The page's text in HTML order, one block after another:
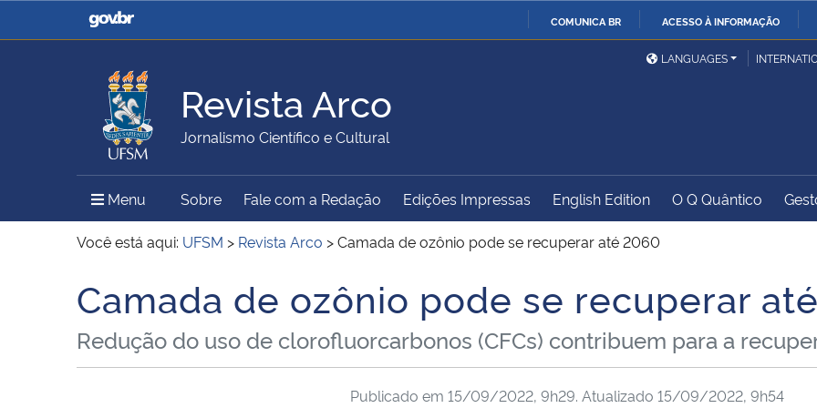
COMUNICA BR ACESSO À INFORMAÇÃO
Casa Civil
Ministério da Justiça e
Ministério da Defesa
Ministério das Relações
Exteriores
Ministério da Agricultura,
Pecuária e Abastecimento
Ministério da Educação
Ministério do Meio Ambiente Ministério do Turismo
Ministério do
Desenvolvimento Regional
Controladoria-Geral da
União
Secretaria de Governo
Gabinete de Segurança
Institucional
Advocacia-Geral da União Banco Central do Brasil
LANGUAGES
Revista Arco
Jornalismo Científico e Cultural
Menu Menu Principal do Sítio
Sobre Fale com a Redação Edições Impressas English Edition O Q Quântico
Você está aqui: UFSM > Revista Arco >Camada de ozônio pode se recuperar até 2060
Início do conteúdo
Camada de ozônio pode se recuperar
Redução do uso de clorofluorcarbonos (CFCs) contribuem para a
Publicado em 15/09/2022, 9h29. Atualizado 15/09/2022, 9h54